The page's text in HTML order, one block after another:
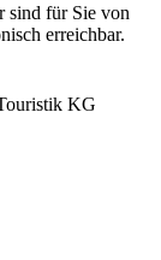
sind für Sie von
erreichbar.
KG